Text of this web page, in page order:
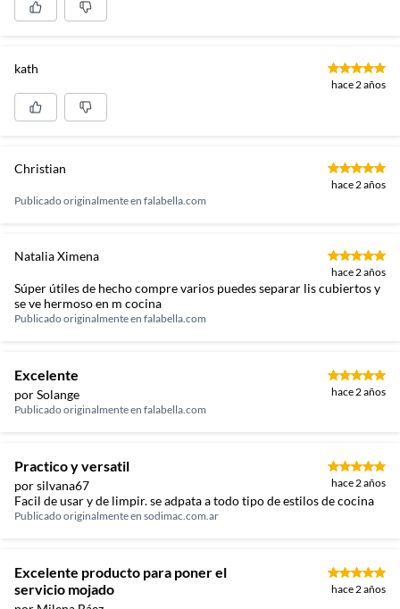
kath
hace 2 años
Christian
hace 2 años
Publicado originalmente en falabella.com
Natalia Ximena
hace 2 años
Súper útiles de hecho compre varios puedes separar lis cubiertos y
se ve hermoso en m cocina
Publicado originalmente en falabella.com
Excelente
por Solange
hace 2 años
Publicado originalmente en falabella.com
Practico y versatil
por silvana67 hace 2 años
Facil de usar y de limpir. se adpata a todo tipo de estilos de cocina
Publicado originalmente en sodimac.com.ar
Excelente producto para poner el
servicio mojado
hace 2 años